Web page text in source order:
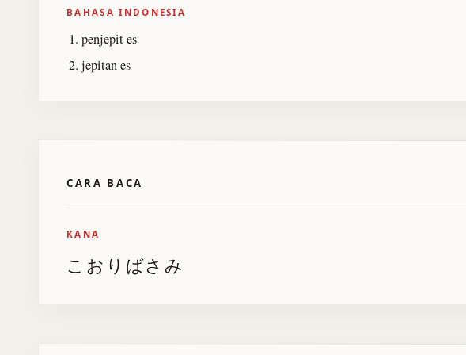
BAHASA INDONESIA
penjepit es
jepitan es
CARA BACA
KANA
こおりばさみ